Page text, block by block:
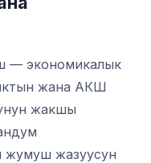
— экономикалык
жана АКШ
жакшы
жумуш жазуусун